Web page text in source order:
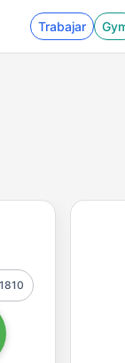
Trabajar
1810